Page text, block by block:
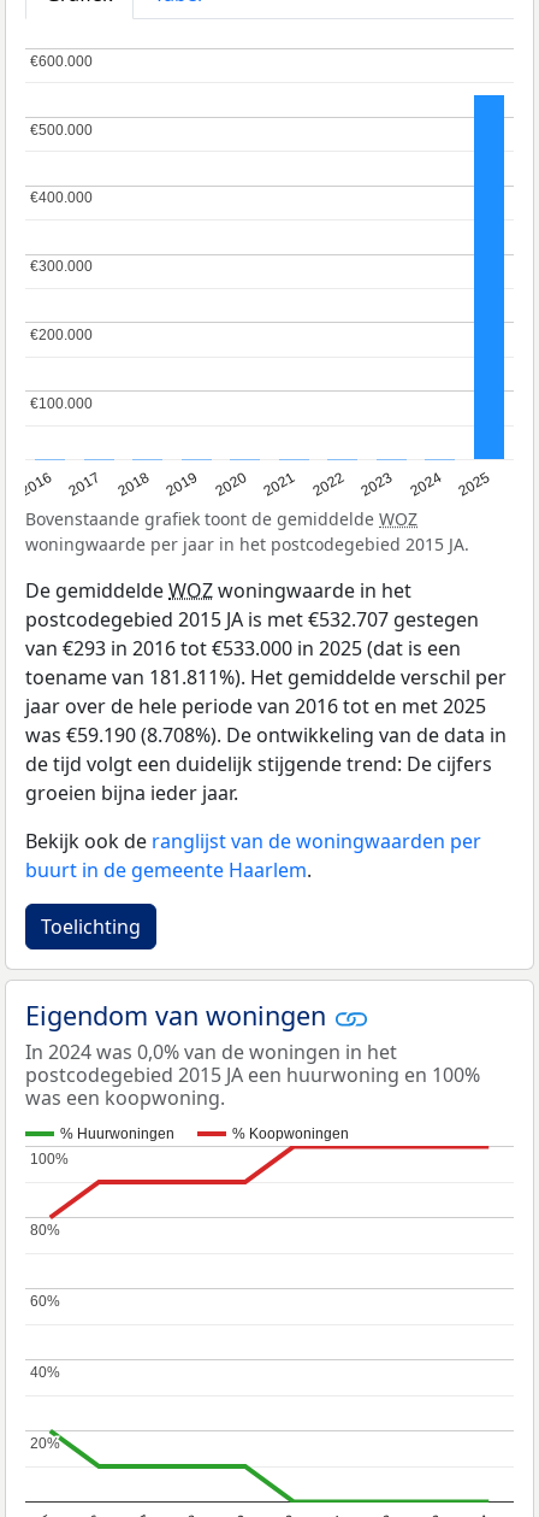
2016 2017 2018 2019 2020 2021 2022 2023 2024 2025
€100.000
€100.000
€200.000
€200.000
€300.000
€300.000
€400.000
€400.000
€500.000
€500.000
€600.000
€600.000
Bovenstaande grafiek toont de gemiddelde WOZ
woningwaarde per jaar in het postcodegebied 2015 JA.
De gemiddeldeWOZwoningwaarde in het
postcodegebied 2015 JA is met €532.707 gestegen
van €293 in 2016 tot €533.000 in 2025 (dat is een
toename van 181.811%). Het gemiddelde verschil per
jaar over de hele periode van 2016 tot en met 2025
was €59.190 (8.708%). De ontwikkeling van de data in
de tijd volgt een duidelijk stijgende trend: De cijfers
groeien bijna ieder jaar.
Bekijk ook de ranglijst van de woningwaarden per
buurt in de gemeente Haarlem.
Toelichting
Eigendom van woningen
In 2024 was 0,0% van de woningen in het
postcodegebied 2015 JA een huurwoning en 100%
was een koopwoning.
% Huurwoningen % Koopwoningen
20%
20%
40%
40%
60%
60%
80%
80%
100%
100%